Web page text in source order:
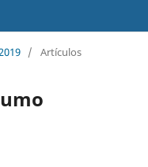
/ Artículos